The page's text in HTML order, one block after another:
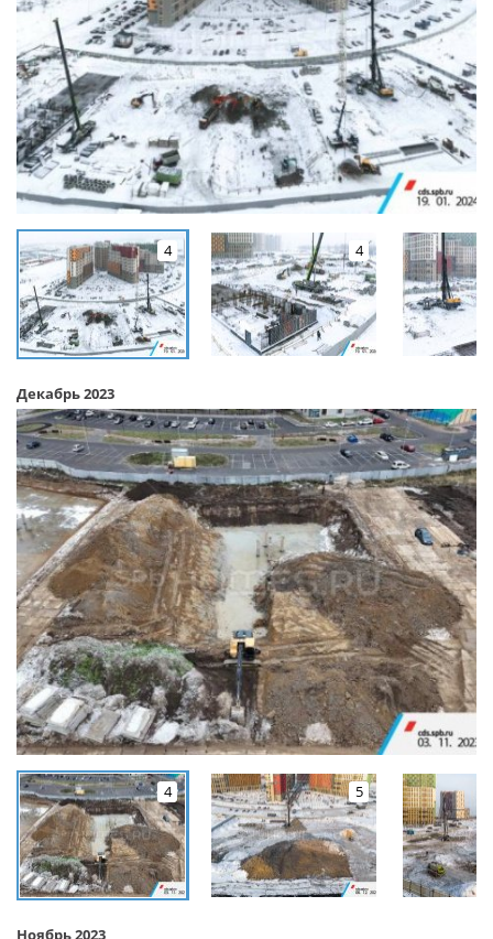
4 4
Декабрь 2023
4 5
Ноябрь 2023